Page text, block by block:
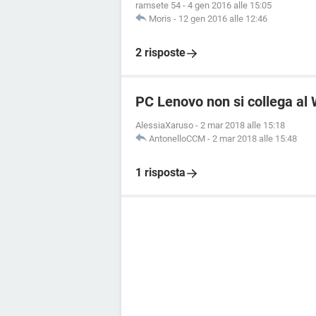
ramsete 54 - 4 gen 2016 alle 15:05
Moris - 12 gen 2016 alle 12:46
2 risposte
PC Lenovo non si collega al
AlessiaXaruso - 2 mar 2018 alle 15:18
AntonelloCCM - 2 mar 2018 alle 15:48
1 risposta